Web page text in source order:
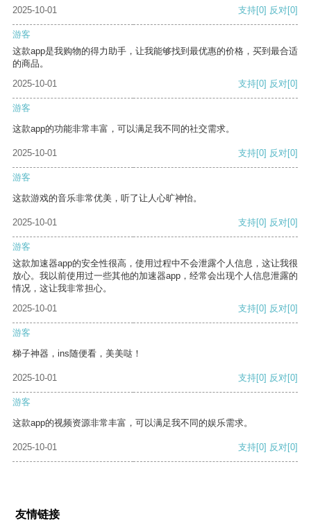
2025-10-01
支持[0] 反对[0]
游客
这款app是我购物的得力助手，让我能够找到最优惠的价格，买到最合适
的商品。
2025-10-01
支持[0] 反对[0]
游客
这款app的功能非常丰富，可以满足我不同的社交需求。
2025-10-01 支持[0] 反对[0]
游客
这款游戏的音乐非常优美，听了让人心旷神怡。
2025-10-01 支持[0] 反对[0]
游客
这款加速器app的安全性很高，使用过程中不会泄露个人信息，这让我很
放心。我以前使用过一些其他的加速器app，经常会出现个人信息泄露的
情况，这让我非常担心。
2025-10-01
支持[0] 反对[0]
游客
梯子神器，ins随便看，美美哒！
2025-10-01 支持[0] 反对[0]
游客
这款app的视频资源非常丰富，可以满足我不同的娱乐需求。
2025-10-01 支持[0] 反对[0]
友情链接